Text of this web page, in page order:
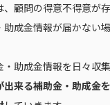
、顧問の得意不得意が
成金情報が届かない場
助成金情報を日々収集
来る補助金・助成金